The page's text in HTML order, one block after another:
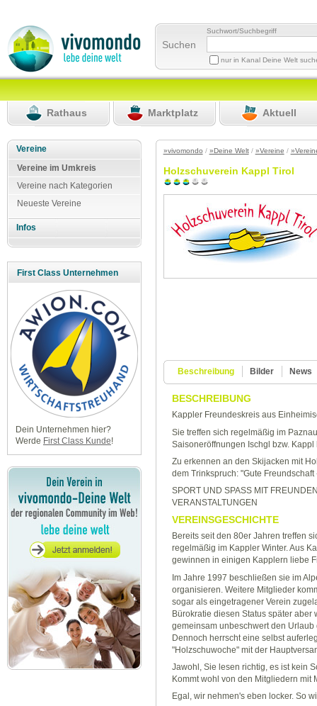
Suchen
Suchwort/Suchbegriff
nur in Kanal Deine Welt
Rathaus Marktplatz Aktuell
Vereine
Vereine im Umkreis
Vereine nach Kategorien
Neueste Vereine
Infos
First Class Unternehmen
Dein Unternehmen hier?
Werde First Class Kunde!
»vivomondo / »Deine Welt/ »Vereine /
Holzschuverein Kappl Tirol
Beschreibung Bilder News
BESCHREIBUNG
Kappler Freundeskreis aus
Sie treffen sich regelmäßig im
Saisoneröffnungen Ischgl bzw.
Zu erkennen an den Skijacken mit
dem Trinkspruch: "Gute
SPORT UND SPASS MIT
VERANSTALTUNGEN
VEREINSGESCHICHTE
Bereits seit den 80er Jahren treffen
regelmäßig im Kappler Winter. Aus
gewinnen in einigen Kapplern liebe
Im Jahre 1997 beschließen sie im
organisieren. Weitere Mitglieder
sogar als eingetragener Verein
Bürokratie diesen Status später
gemeinsam unbeschwert den
Dennoch herrscht eine selbst
"Holzschuwoche" mit der
Jawohl, Sie lesen richtig, es ist kein
Kommt wohl von den Mitgliedern mit
Egal, wir nehmen's eben locker. So